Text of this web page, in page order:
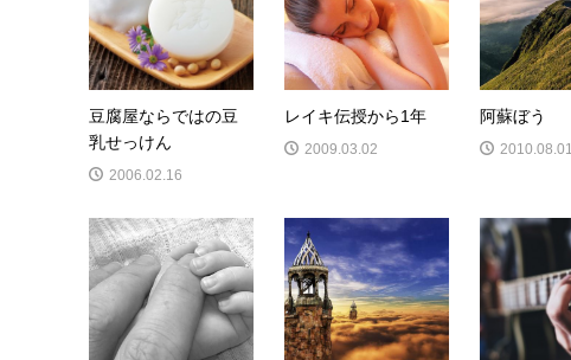
豆腐屋ならではの豆
乳せっけん
2006.02.16
レイキ伝授から1年
2009.03.02
阿蘇ぼう
2010.08.01